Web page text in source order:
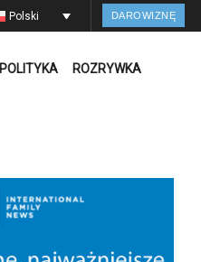
Polski DAROWIZNĘ
POLITYKA ROZRYWKA